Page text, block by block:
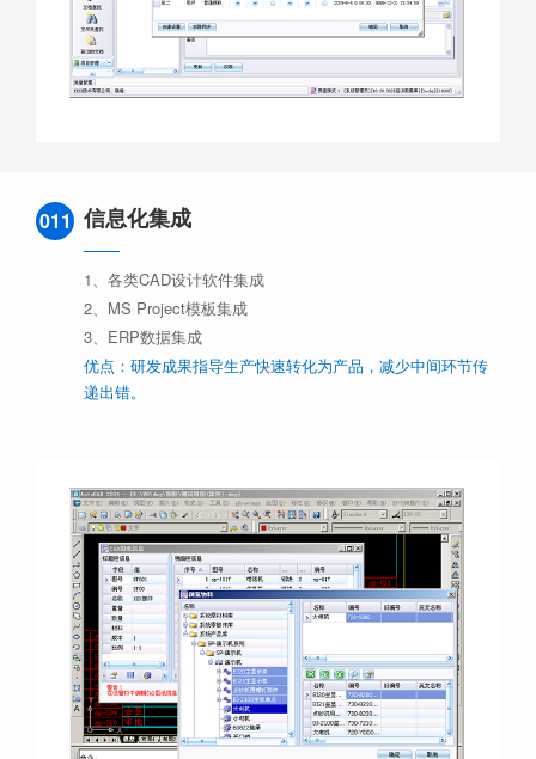
011 信息化集成
1、各类CAD设计软件集成
2、MS Project模板集成
3、ERP数据集成
优点：研发成果指导生产快速转化为产品，减少中间环节传
递出错。